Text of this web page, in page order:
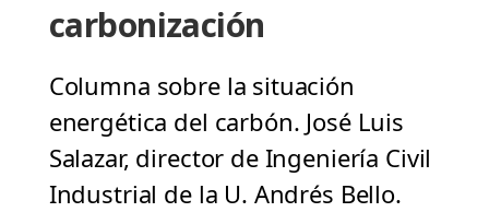
carbonización
Columna sobre la situación
energética del carbón. José Luis
Salazar, director de Ingeniería Civil
Industrial de la U. Andrés Bello.